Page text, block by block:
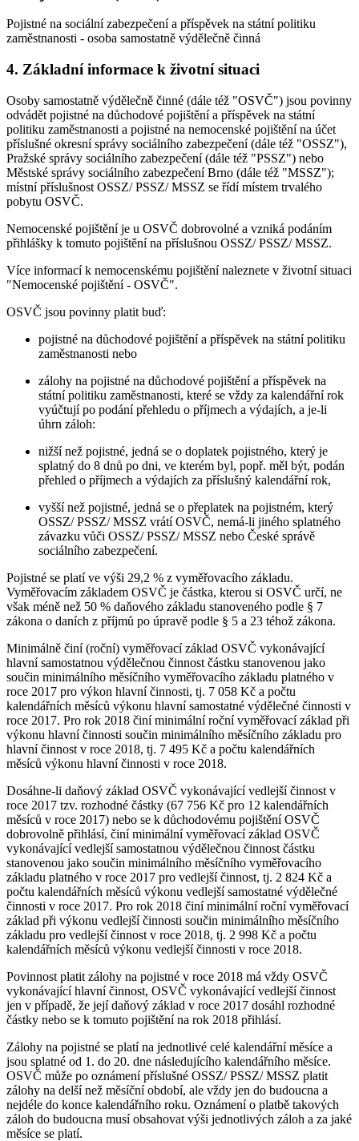
Pojistné na sociální zabezpečení a příspěvek na státní politiku
zaměstnanosti - osoba samostatně výdělečně činná
4. Základní informace k životní situaci
Osoby samostatně výdělečně činné (dále též "OSVČ") jsou povinny
odvádět pojistné na důchodové pojištění a příspěvek na státní
politiku zaměstnanosti a pojistné na nemocenské pojištění na účet
příslušné okresní správy sociálního zabezpečení (dále též "OSSZ"),
Pražské správy sociálního zabezpečení (dále též "PSSZ") nebo
Městské správy sociálního zabezpečení Brno (dále též "MSSZ");
místní příslušnost OSSZ/ PSSZ/ MSSZ se řídí místem trvalého
pobytu OSVČ.
Nemocenské pojištění je u OSVČ dobrovolné a vzniká podáním
přihlášky k tomuto pojištění na příslušnou OSSZ/ PSSZ/ MSSZ.
Více informací k nemocenskému pojištění naleznete v životní situaci
"Nemocenské pojištění - OSVČ".
OSVČ jsou povinny platit buď:
pojistné na důchodové pojištění a příspěvek na státní politiku
zaměstnanosti nebo
zálohy na pojistné na důchodové pojištění a příspěvek na
státní politiku zaměstnanosti, které se vždy za kalendářní rok
vyúčtují po podání přehledu o příjmech a výdajích, a je-li
úhrn záloh:
nižší než pojistné, jedná se o doplatek pojistného, který je
splatný do 8 dnů po dni, ve kterém byl, popř. měl být, podán
přehled o příjmech a výdajích za příslušný kalendářní rok,
vyšší než pojistné, jedná se o přeplatek na pojistném, který
OSSZ/ PSSZ/ MSSZ vrátí OSVČ, nemá-li jiného splatného
závazku vůči OSSZ/ PSSZ/ MSSZ nebo České správě
sociálního zabezpečení.
Pojistné se platí ve výši 29,2 % z vyměřovacího základu.
Vyměřovacím základem OSVČ je částka, kterou si OSVČ určí, ne
však méně než 50 % daňového základu stanoveného podle § 7
zákona o daních z příjmů po úpravě podle § 5 a 23 téhož zákona.
Minimálně činí (roční) vyměřovací základ OSVČ vykonávající
hlavní samostatnou výdělečnou činnost částku stanovenou jako
součin minimálního měsíčního vyměřovacího základu platného v
roce 2017 pro výkon hlavní činnosti, tj. 7 058 Kč a počtu
kalendářních měsíců výkonu hlavní samostatné výdělečné činnosti v
roce 2017. Pro rok 2018 činí minimální roční vyměřovací základ při
výkonu hlavní činnosti součin minimálního měsíčního základu pro
hlavní činnost v roce 2018, tj. 7 495 Kč a počtu kalendářních
měsíců výkonu hlavní činnosti v roce 2018.
Dosáhne-li daňový základ OSVČ vykonávající vedlejší činnost v
roce 2017 tzv. rozhodné částky (67 756 Kč pro 12 kalendářních
měsíců v roce 2017) nebo se k důchodovému pojištění OSVČ
dobrovolně přihlásí, činí minimální vyměřovací základ OSVČ
vykonávající vedlejší samostatnou výdělečnou činnost částku
stanovenou jako součin minimálního měsíčního vyměřovacího
základu platného v roce 2017 pro vedlejší činnost, tj. 2 824 Kč a
počtu kalendářních měsíců výkonu vedlejší samostatné výdělečné
činnosti v roce 2017. Pro rok 2018 činí minimální roční vyměřovací
základ při výkonu vedlejší činnosti součin minimálního měsíčního
základu pro vedlejší činnost v roce 2018, tj. 2 998 Kč a počtu
kalendářních měsíců výkonu vedlejší činnosti v roce 2018.
Povinnost platit zálohy na pojistné v roce 2018 má vždy OSVČ
vykonávající hlavní činnost, OSVČ vykonávající vedlejší činnost
jen v případě, že její daňový základ v roce 2017 dosáhl rozhodné
částky nebo se k tomuto pojištění na rok 2018 přihlásí.
Zálohy na pojistné se platí na jednotlivé celé kalendářní měsíce a
jsou splatné od 1. do 20. dne následujícího kalendářního měsíce.
OSVČ může po oznámení příslušné OSSZ/ PSSZ/ MSSZ platit
zálohy na delší než měsíční období, ale vždy jen do budoucna a
nejdéle do konce kalendářního roku. Oznámení o platbě takových
záloh do budoucna musí obsahovat výši jednotlivých záloh a za jaké
měsíce se platí.